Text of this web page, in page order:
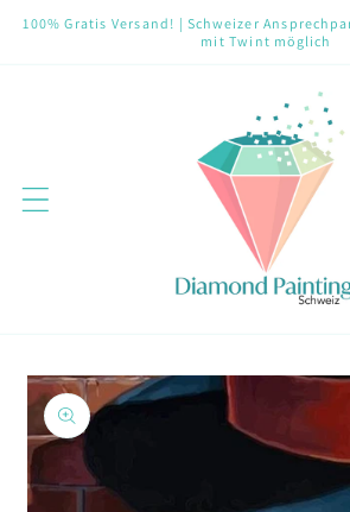
zum
100% Gratis Versand! | Schweizer
mit Twint möglich